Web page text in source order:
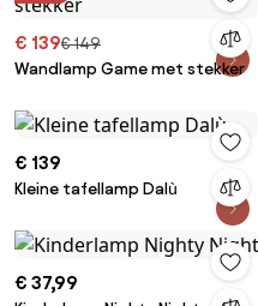
€ 139€ 149
Wandlamp Game met stekker
€ 139
Kleine tafellamp Dalù
€ 37,99